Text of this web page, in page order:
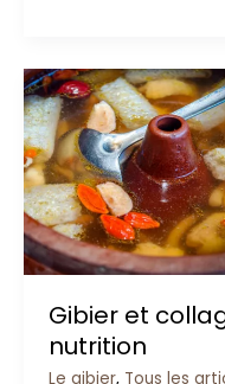
Gibier et
nutrition
Le gibier, Tous les
Gibier
et
collagène
:
bienfaits
et
nutrition